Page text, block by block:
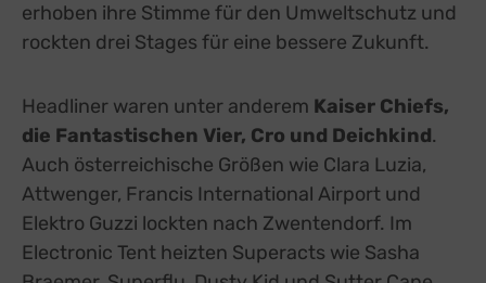
erhoben ihre Stimme für den Umweltschutz und
rockten drei Stages für eine bessere Zukunft.
Headliner waren unter anderem Kaiser Chiefs,
die Fantastischen Vier, Cro und Deichkind.
Auch österreichische Größen wie Clara Luzia,
Attwenger, Francis International Airport und
Elektro Guzzi lockten nach Zwentendorf. Im
Electronic Tent heizten Superacts wie Sasha